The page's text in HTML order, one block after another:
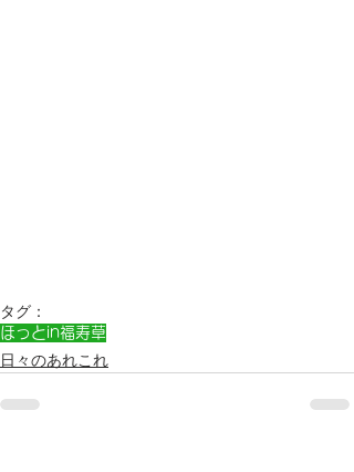
タグ：
ほっとin福寿草
日々のあれこれ